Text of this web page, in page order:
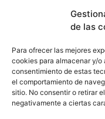
de las
Para ofrecer las mejores
cookies para almacenar y/o
consentimiento de estas
el comportamiento de
sitio. No consentir o retirar
negativamente a ciertas